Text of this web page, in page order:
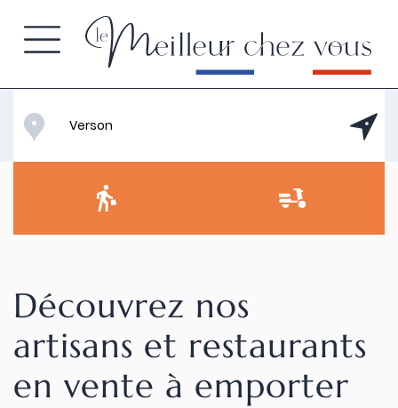
Découvrez nos
artisans et restaurants
en vente à emporter